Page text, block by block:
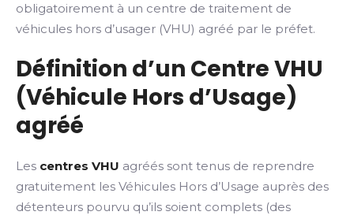
obligatoirement à un centre de traitement de
véhicules hors d’usager (VHU) agréé par le préfet.
Définition d’un Centre VHU
(Véhicule Hors d’Usage)
agréé
Les centres VHU agréés sont tenus de reprendre
gratuitement les Véhicules Hors d’Usage auprès des
détenteurs pourvu qu’ils soient complets (des